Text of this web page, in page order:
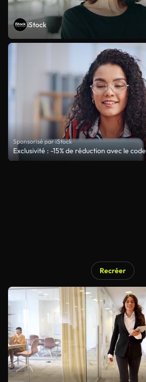
iStock
Sponsorisé par iStock
Exclusivité : -15% de réduction avec le code
Recréer